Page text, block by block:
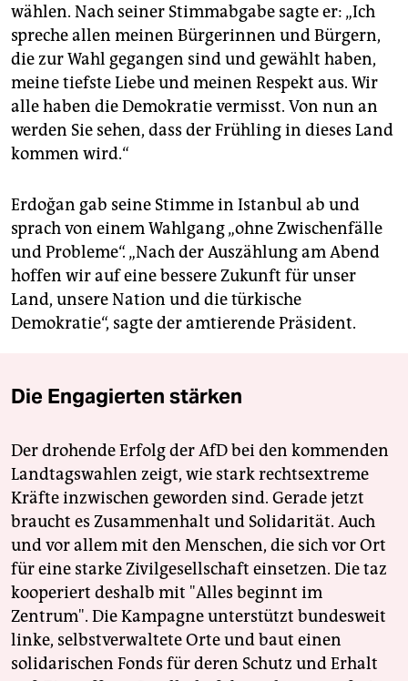
wählen. Nach seiner Stimmabgabe sagte er: „Ich
spreche allen meinen Bürgerinnen und Bürgern,
die zur Wahl gegangen sind und gewählt haben,
meine tiefste Liebe und meinen Respekt aus. Wir
alle haben die Demokratie vermisst. Von nun an
werden Sie sehen, dass der Frühling in dieses Land
kommen wird.“
Erdoğan gab seine Stimme in Istanbul ab und
sprach von einem Wahlgang „ohne Zwischenfälle
und Probleme“. „Nach der Auszählung am Abend
hoffen wir auf eine bessere Zukunft für unser
Land, unsere Nation und die türkische
Demokratie“, sagte der amtierende Präsident.
Die Engagierten stärken
Der drohende Erfolg der AfD bei den kommenden
Landtagswahlen zeigt, wie stark rechtsextreme
Kräfte inzwischen geworden sind. Gerade jetzt
braucht es Zusammenhalt und Solidarität. Auch
und vor allem mit den Menschen, die sich vor Ort
für eine starke Zivilgesellschaft einsetzen. Die taz
kooperiert deshalb mit "Alles beginnt im
Zentrum". Die Kampagne unterstützt bundesweit
linke, selbstverwaltete Orte und baut einen
solidarischen Fonds für deren Schutz und Erhalt